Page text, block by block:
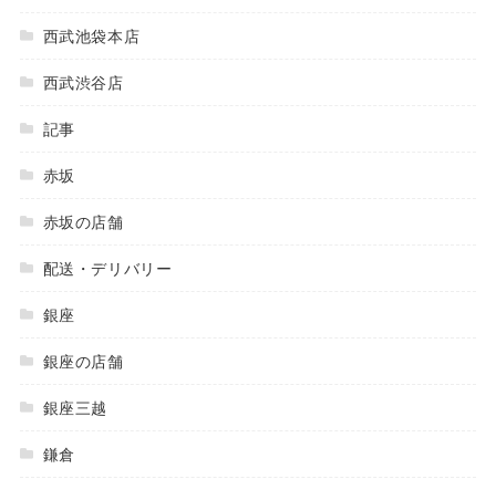
西武池袋本店
西武渋谷店
記事
赤坂
赤坂の店舗
配送・デリバリー
銀座
銀座の店舗
銀座三越
鎌倉